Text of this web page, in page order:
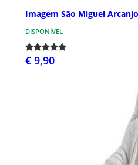
Imagem São Miguel
DISPONÍVEL
€ 9,90